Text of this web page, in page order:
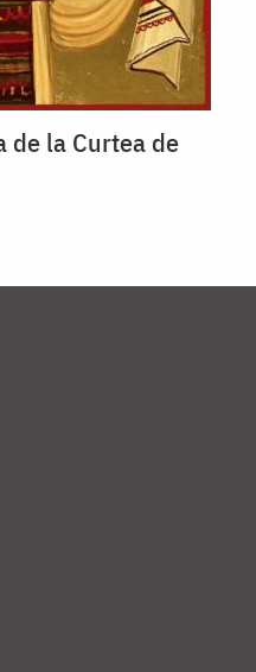
de la Curtea de